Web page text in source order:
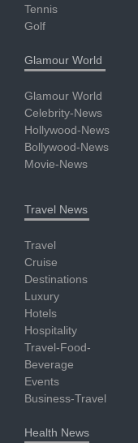
Tennis
Golf
Glamour World
Glamour World
Celebrity-News
Hollywood-News
Bollywood-News
Movie-News
Travel News
Travel
Cruise
Destinations
Luxury
Hotels
Hospitality
Travel-Food-
Beverage
Events
Business-Travel
Health News